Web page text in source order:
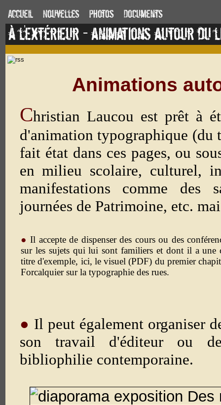
Accueil Nouvelles Photos Documents
à l'extérieur - animations autour du
Animations
Christian Laucou est prêt à
d'animation typographique (du
fait état dans ces pages, ou
en milieu scolaire, culturel,
manifestations comme des
journées de Patrimoine, etc.
● Il accepte de dispenser des cours ou des
sur les sujets qui lui sont familiers et dont il a une
titre d'exemple, ici, le visuel (PDF) du premier
Forcalquier sur la typographie des rues.
● Il peut également organiser
son travail d'éditeur ou
bibliophilie contemporaine.